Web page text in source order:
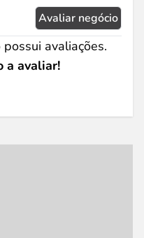
Avaliar negócio
avaliações.
a avaliar!